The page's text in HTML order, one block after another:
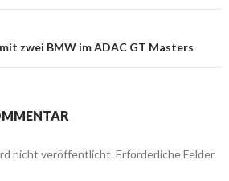
zwei BMW im ADAC GT Masters
nicht veröffentlicht. Erforderliche Felder